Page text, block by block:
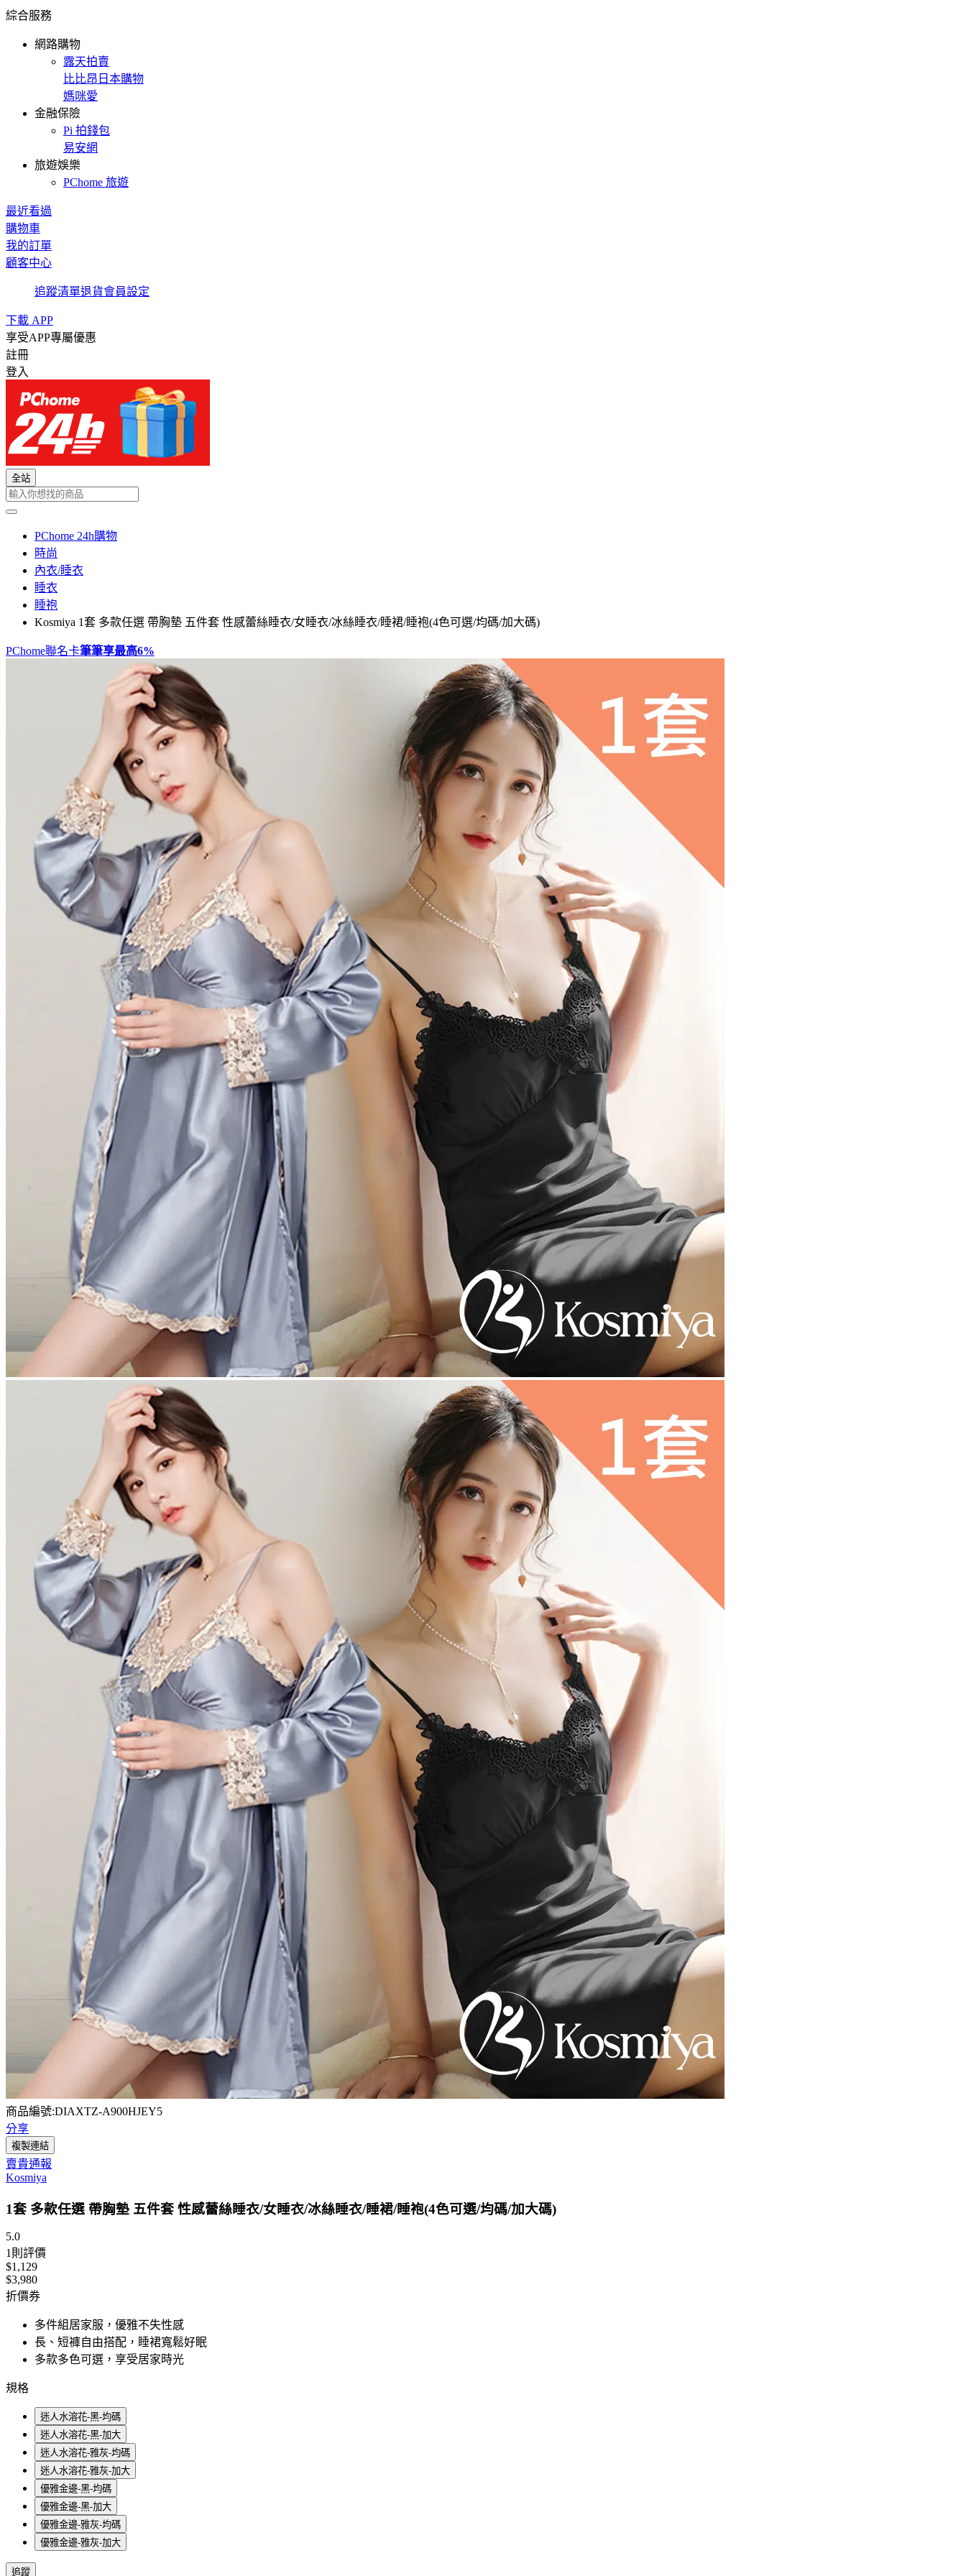
綜合服務
網路購物
露天拍賣
比比昂日本購物
媽咪愛
金融保險
Pi 拍錢包
易安網
旅遊娛樂
PChome 旅遊
最近看過
購物車
我的訂單
顧客中心
追蹤清單退貨會員設定
下載 APP
享受APP專屬優惠
註冊
登入
全站
PChome 24h購物
時尚
內衣/睡衣
睡衣
睡袍
Kosmiya 1套 多款任選 帶胸墊 五件套 性感蕾絲睡衣/女睡衣/冰絲睡衣/睡裙/睡袍(4色可選/均碼/加大碼)
PChome聯名卡筆筆享最高6%
商品編號:DIAXTZ-A900HJEY5
分享
複製連結
賣貴通報
Kosmiya
1套 多款任選 帶胸墊 五件套 性感蕾絲睡衣/女睡衣/冰絲睡衣/睡裙/睡袍(4色可選/均碼/加大碼)
5.0
1則評價
$1,129
$3,980
折價券
多件組居家服，優雅不失性感
長、短褲自由搭配，睡裙寬鬆好眠
多款多色可選，享受居家時光
規格
迷人水溶花-黑-均碼
迷人水溶花-黑-加大
迷人水溶花-雅灰-均碼
迷人水溶花-雅灰-加大
優雅金邊-黑-均碼
優雅金邊-黑-加大
優雅金邊-雅灰-均碼
優雅金邊-雅灰-加大
追蹤